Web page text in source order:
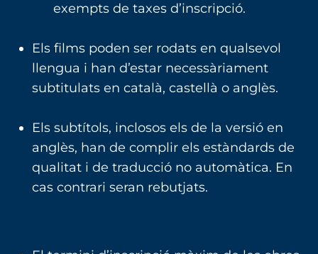
exempts de taxes d’inscripció.
Els films poden ser rodats en qualsevol
llengua i han d’estar necessàriament
subtitulats en català, castellà o anglès.
Els subtítols, inclosos els de la versió en
anglès, han de complir els estàndards de
qualitat i de traducció no automàtica. En
cas contrari seran rebutjats.